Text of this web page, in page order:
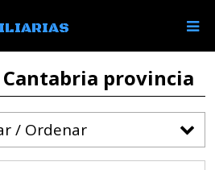
provincia
/ Ordenar